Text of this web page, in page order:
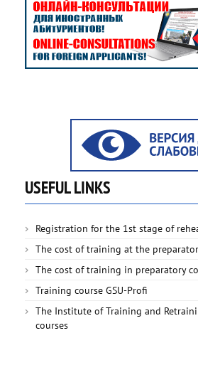
USEFUL LINKS
Registration for the 1st stage of
The cost of training at the
The cost of training in preparatory
Training course GSU-Profi
The Institute of Training and
courses